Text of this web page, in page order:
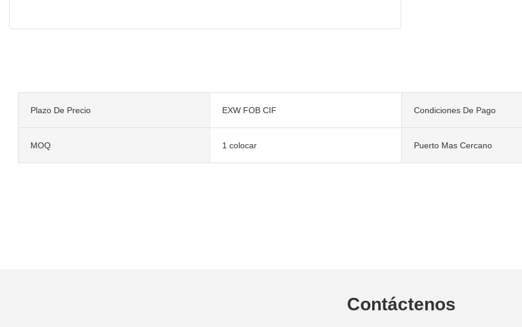
Plazo De Precio EXW FOB CIF Condiciones De Pago
MOQ 1 colocar Puerto Mas Cercano
Contáctenos